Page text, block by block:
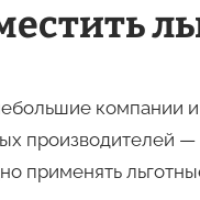
компании
производителей
применять